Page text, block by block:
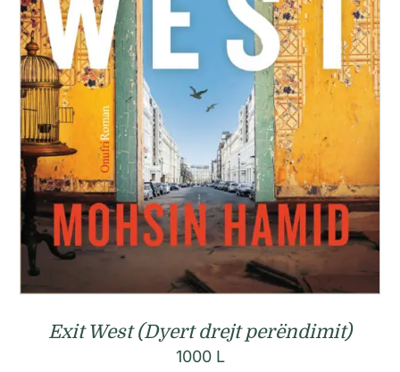
Exit West (Dyert drejt perëndimit)
1000 L